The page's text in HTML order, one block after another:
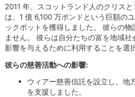
2011 年、スコットランド人のクリス
は、1 億 6,100 万ポンドという巨額の
ックポットを獲得しました。 彼らの
ません。 彼らは自分たちの富を地域
影響を与えるために利用することを選
彼らの慈善活動への影響:
ウィアー慈善信託を設立し、地
を支援しました。